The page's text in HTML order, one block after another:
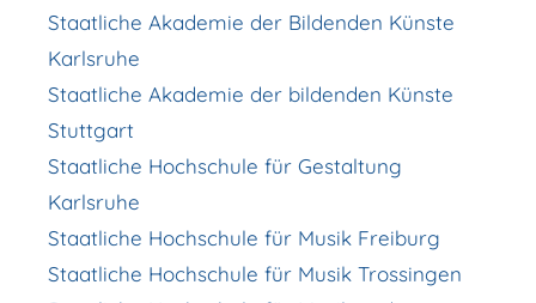
Staatliche Akademie der Bildenden Künste
Karlsruhe
Staatliche Akademie der bildenden Künste
Stuttgart
Staatliche Hochschule für Gestaltung
Karlsruhe
Staatliche Hochschule für Musik Freiburg
Staatliche Hochschule für Musik Trossingen